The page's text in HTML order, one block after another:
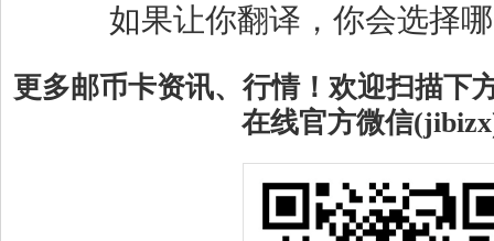
如果让你翻译，你会选择
更多邮币卡资讯、行情！欢迎扫描下
在线官方微信